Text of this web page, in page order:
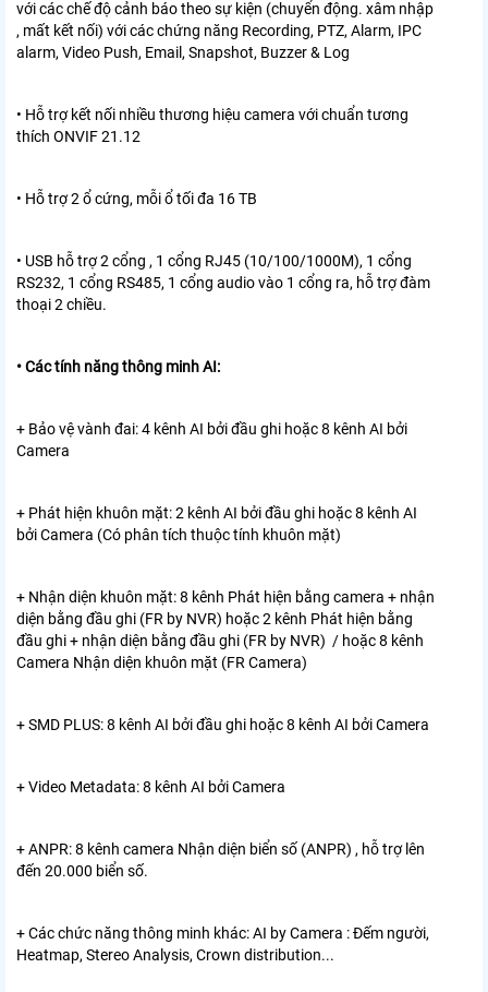
với các chế độ cảnh báo theo sự kiện (chuyển động. xâm nhập
, mất kết nối) với các chứng năng Recording, PTZ, Alarm, IPC
alarm, Video Push, Email, Snapshot, Buzzer & Log
• Hỗ trợ kết nối nhiều thương hiệu camera với chuẩn tương
thích ONVIF 21.12
• Hỗ trợ 2 ổ cứng, mỗi ổ tối đa 16 TB
• USB hỗ trợ 2 cổng , 1 cổng RJ45 (10/100/1000M), 1 cổng
RS232, 1 cổng RS485, 1 cổng audio vào 1 cổng ra, hỗ trợ đàm
thoại 2 chiều.
• Các tính năng thông minh AI:
+ Bảo vệ vành đai: 4 kênh AI bởi đầu ghi hoặc 8 kênh AI bởi
Camera
+ Phát hiện khuôn mặt: 2 kênh AI bởi đầu ghi hoặc 8 kênh AI
bởi Camera (Có phân tích thuộc tính khuôn mặt)
+ Nhận diện khuôn mặt: 8 kênh Phát hiện bằng camera + nhận
diện bằng đầu ghi (FR by NVR) hoặc 2 kênh Phát hiện bằng
đầu ghi + nhận diện bằng đầu ghi (FR by NVR) / hoặc 8 kênh
Camera Nhận diện khuôn mặt (FR Camera)
+ SMD PLUS: 8 kênh AI bởi đầu ghi hoặc 8 kênh AI bởi Camera
+ Video Metadata: 8 kênh AI bởi Camera
+ ANPR: 8 kênh camera Nhận diện biển số (ANPR) , hỗ trợ lên
đến 20.000 biển số.
+ Các chức năng thông minh khác: AI by Camera : Đếm người,
Heatmap, Stereo Analysis, Crown distribution...